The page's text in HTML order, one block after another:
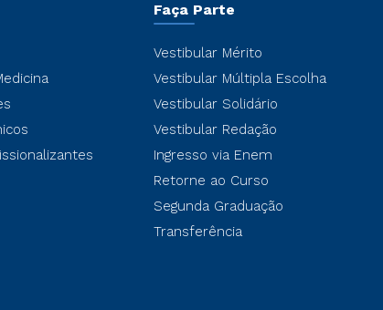
Faça Parte
Vestibular Mérito
Vestibular Múltipla Escolha
Vestibular Solidário
Vestibular Redação
Ingresso via Enem
Retorne ao Curso
Segunda Graduação
Transferência